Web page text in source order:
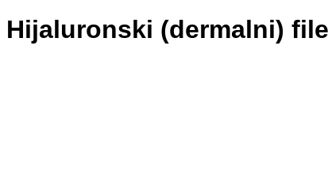
Hijaluronski (dermalni)